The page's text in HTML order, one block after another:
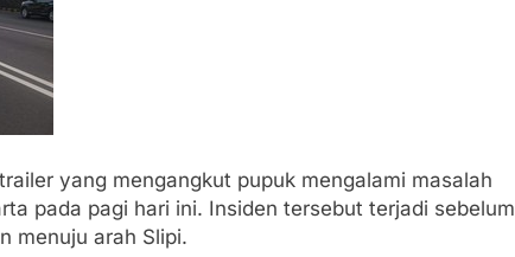
yang mengangkut pupuk mengalami masalah
pada pagi hari ini. Insiden tersebut terjadi sebelum
menuju arah Slipi.